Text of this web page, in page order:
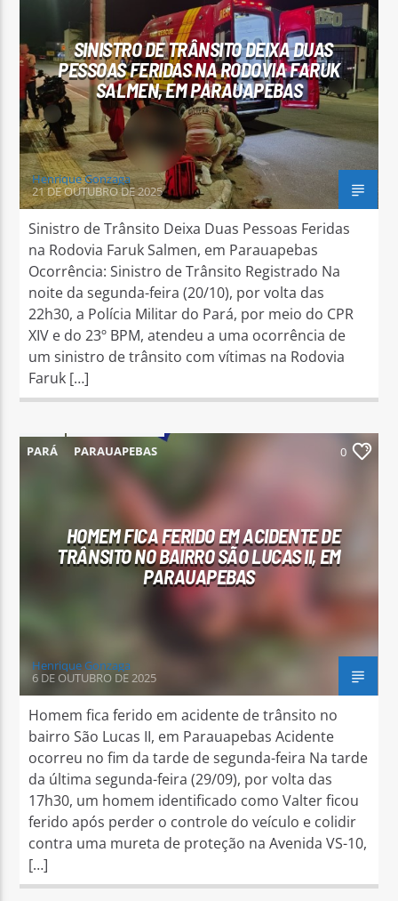
Arara Azul FM
SINISTRO DE TRÂNSITO DEIXA DUAS
PESSOAS FERIDAS NA RODOVIA FARUK
SALMEN, EM PARAUAPEBAS
Henrique Gonzaga
21 DE OUTUBRO DE 2025
Sinistro de Trânsito Deixa Duas Pessoas Feridas
na Rodovia Faruk Salmen, em Parauapebas
Ocorrência: Sinistro de Trânsito Registrado Na
noite da segunda-feira (20/10), por volta das
22h30, a Polícia Militar do Pará, por meio do CPR
XIV e do 23º BPM, atendeu a uma ocorrência de
um sinistro de trânsito com vítimas na Rodovia
Faruk […]
PARÁ PARAUAPEBAS 0
HOMEM FICA FERIDO EM ACIDENTE DE
TRÂNSITO NO BAIRRO SÃO LUCAS II, EM
PARAUAPEBAS
Henrique Gonzaga
6 DE OUTUBRO DE 2025
Homem fica ferido em acidente de trânsito no
bairro São Lucas II, em Parauapebas Acidente
ocorreu no fim da tarde de segunda-feira Na tarde
da última segunda-feira (29/09), por volta das
17h30, um homem identificado como Valter ficou
ferido após perder o controle do veículo e colidir
contra uma mureta de proteção na Avenida VS-10,
[…]